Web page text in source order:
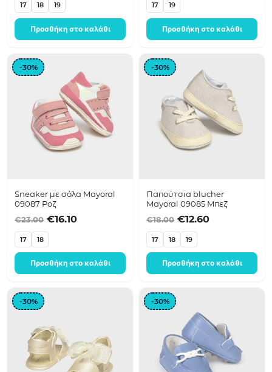
17 18 19
Προσθήκη στο καλάθι
17 19
Προσθήκη στο καλάθι
-30%
Sneaker με σόλα Mayoral
09087 Ροζ
€23.00 Original price was: €23.00.
€16.10Η τρέχουσα τιμή είναι: €16.10.
17 18
Προσθήκη στο καλάθι
-30%
Παπούτσια blucher
Mayoral 09085 Μπεζ
€18.00 Original price
€12.60Η τρέχουσα
17 18 19
Προσθήκη στο καλάθι
-30% -30%